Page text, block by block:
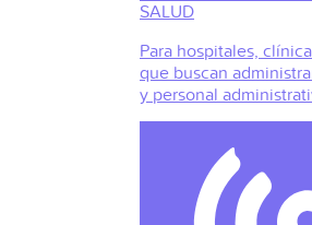
SALUD
Para hospitales,
que buscan
y personal